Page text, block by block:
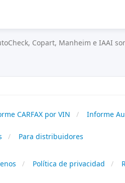
Copart, Manheim e IAAI
CARFAX por VIN Informe
Para distribuidores
Política de privacidad